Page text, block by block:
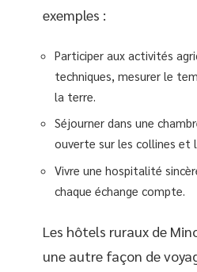
exemples :
Participer aux activités
techniques, mesurer le
la terre.
Séjourner dans une
ouverte sur les collines et
Vivre une hospitalité
chaque échange compte.
Les hôtels ruraux de
une autre façon de